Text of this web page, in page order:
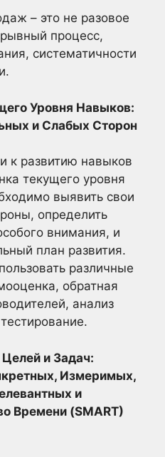
– это не разовое
процесс,
систематичности
Уровня Навыков:
и Слабых Сторон
к развитию навыков
текущего уровня
выявить свои
определить
внимания, и
план развития.
различные
обратная
анализ
и Задач:
Измеримых,
и
Времени (SMART)